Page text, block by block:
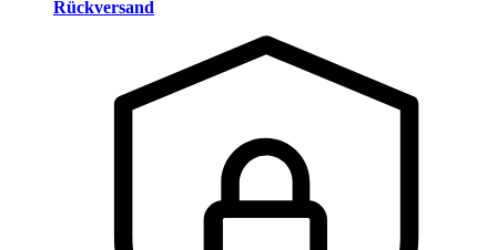
Rückversand